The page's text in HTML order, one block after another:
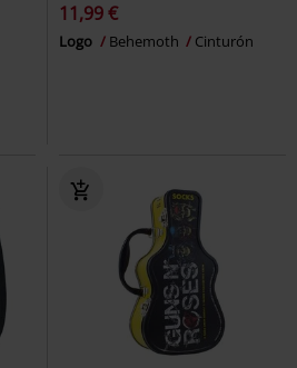
11,99 €
Logo Behemoth Cinturón